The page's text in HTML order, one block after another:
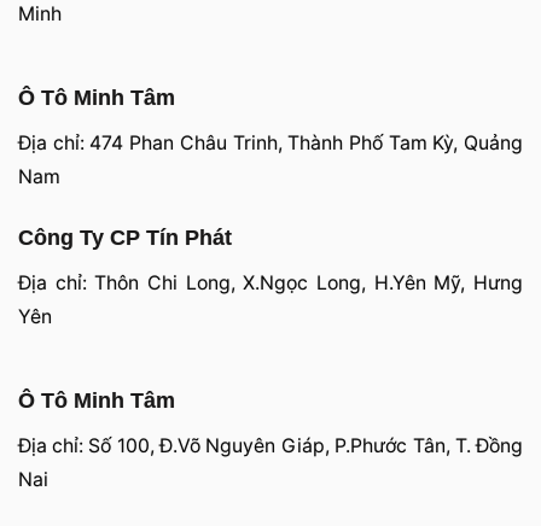
Minh
Ô Tô Minh Tâm
Địa chỉ: 474 Phan Châu Trinh, Thành Phố Tam Kỳ, Quảng
Nam
Công Ty CP Tín Phát
Địa chỉ: Thôn Chi Long, X.Ngọc Long, H.Yên Mỹ, Hưng
Yên
Ô Tô Minh Tâm
Địa chỉ: Số 100, Đ.Võ Nguyên Giáp, P.Phước Tân, T. Đồng
Nai